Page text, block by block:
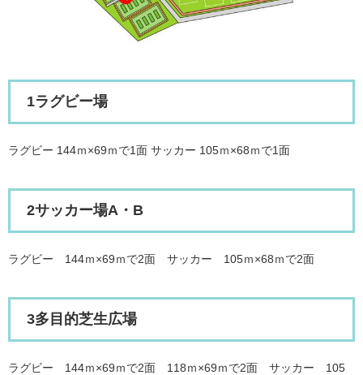
1ラグビー場
ラグビー 144ｍ×69ｍで1面 サッカー 105ｍ×68ｍで1面
2サッカー場A・B
ラグビー 144ｍ×69ｍで2面 サッカー 105ｍ×68ｍで2面
3多目的芝生広場
ラグビー 144ｍ×69ｍで2面 118ｍ×69ｍで2面 サッカー 105